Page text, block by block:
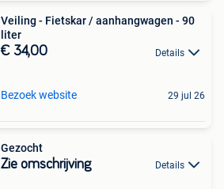
Veiling - Fietskar / aanhangwagen - 90
liter
€ 34,00 Details
Bezoek website 29 jul 26
Gezocht
Zie omschrijving Details